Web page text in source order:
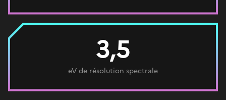
3,5
eV de résolution spectrale